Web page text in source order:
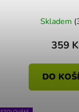
Skladem
359
DO